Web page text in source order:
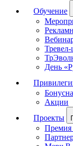
Обучение
День
Акции
Проекты
Премия